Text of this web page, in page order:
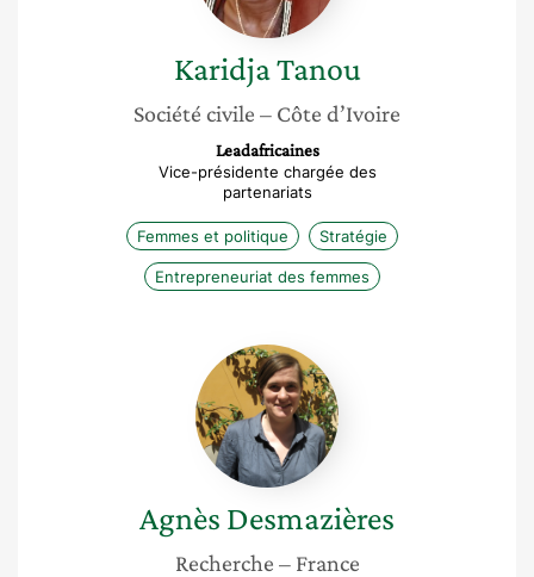
KaridjaTanou
Société civile – Côte d’Ivoire
Leadafricaines
Vice-présidente chargée des
partenariats
Femmes et politique Stratégie
Entrepreneuriat des femmes
Agnès
Desmazières
Agnès Desmazières
Recherche – France